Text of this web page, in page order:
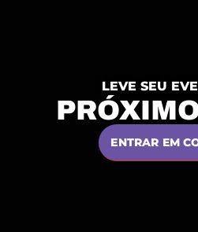
LEVE SEU
ENTRAR EM